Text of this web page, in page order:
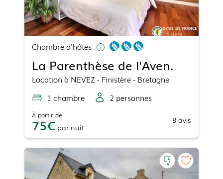
Chambre d'hôtes
La Parenthèse de l'Aven.
Location à NEVEZ - Finistère - Bretagne
1 chambre 2 personnes
À partir de
75 par nuit
8 avis